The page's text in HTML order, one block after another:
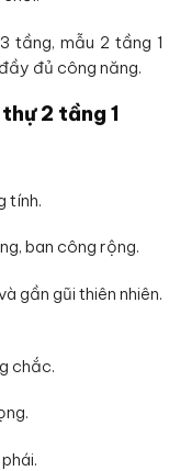
tầng, mẫu 2 tầng 1
đủ công năng.
2 tầng 1
tính.
ban công rộng.
gần gũi thiên nhiên.
chắc.